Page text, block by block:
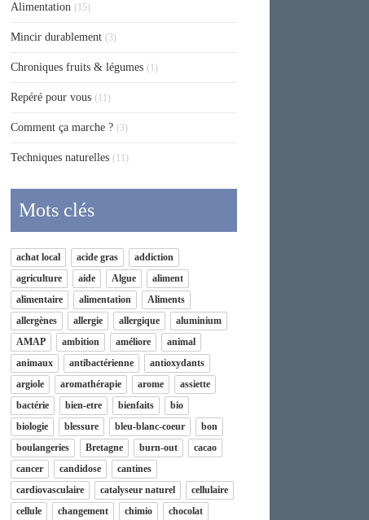
Alimentation (15)
Mincir durablement (3)
Chroniques fruits & légumes (1)
Repéré pour vous (11)
Comment ça marche ? (3)
Techniques naturelles (11)
Mots clés
achat local acide gras
addiction
agriculture
aide Algue
aliment
alimentaire
alimentation
Aliments
allergènes
allergie allergique
aluminium
AMAP
ambition améliore
animal
animaux
antibactérienne
antioxydants
argiole
aromathérapie arome
assiette
bactérie
bien-etre bienfaits
bio
biologie
blessure bleu-blanc-coeur
bon
boulangeries
Bretagne burn-out
cacao
cancer
candidose
cantines
cardiovasculaire
catalyseur naturel
cellulaire
cellule
changement chimio
chocolat